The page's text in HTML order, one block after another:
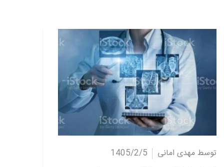
توسط مهدی امانی 1405/2/5